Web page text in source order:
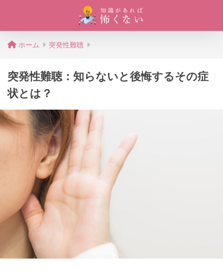
ホーム 突発性難聴
突発性難聴：知らないと後悔するその症
状とは？